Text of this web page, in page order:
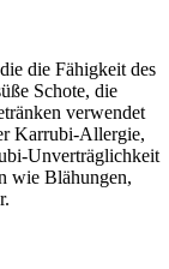
die Fähigkeit des
Schote, die
verwendet
Karrubi-Allergie,
Unverträglichkeit
wie Blähungen,